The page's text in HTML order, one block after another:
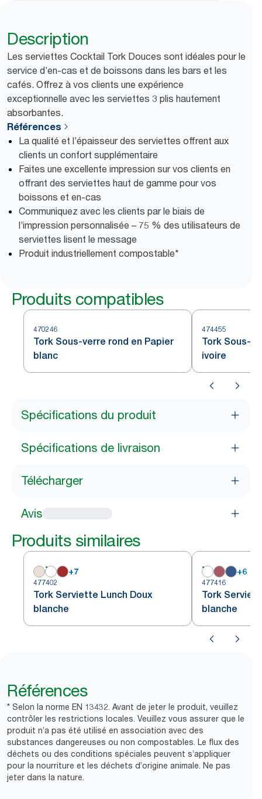
Description
Les serviettes Cocktail Tork Douces sont idéales pour le
service d’en-cas et de boissons dans les bars et les
cafés. Offrez à vos clients une expérience
exceptionnelle avec les serviettes 3 plis hautement
absorbantes.
Références
La qualité et l’épaisseur des serviettes offrent aux
clients un confort supplémentaire
Faites une excellente impression sur vos clients en
offrant des serviettes haut de gamme pour vos
boissons et en-cas
Communiquez avec les clients par le biais de
l’impression personnalisée – 75 % des utilisateurs de
serviettes lisent le message
Produit industriellement compostable*
Produits compatibles
470246
Tork Sous-verre rond en Papier
blanc
474455
Tork Sous-
ivoire
Spécifications du produit
Spécifications de livraison
Télécharger
Avis
Produits similaires
+7
477402
Tork Serviette Lunch Doux
blanche
+6
477416
Tork
blanche
Références
* Selon la norme EN 13432. Avant de jeter le produit, veuillez
contrôler les restrictions locales. Veuillez vous assurer que le
produit n’a pas été utilisé en association avec des
substances dangereuses ou non compostables. Le flux des
déchets ou des conditions spéciales peuvent s’appliquer
pour la nourriture et les déchets d’origine animale. Ne pas
jeter dans la nature.